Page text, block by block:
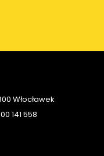
Włocławek
141 558